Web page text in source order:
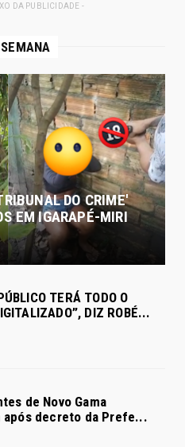
DA PUBLICIDADE -
DO CRIME'
EM IGARAPÉ-MIRI
TERÁ TODO O
DIZ ROBÉ...
de Novo Gama
após decreto da Prefe...